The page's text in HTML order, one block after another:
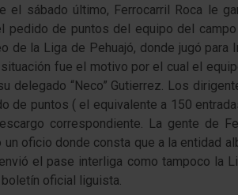
el sábado último, Ferrocarril Roca le
pedido de puntos del equipo del
de la Liga de Pehuajó, donde jugó
fue el motivo por el cual el
delegado “Neco” Gutierrez. Los
de puntos ( el equivalente a 150
correspondiente. La gente de
oficio donde consta que a la entidad
el pase interliga como tampoco la
oficial liguista.